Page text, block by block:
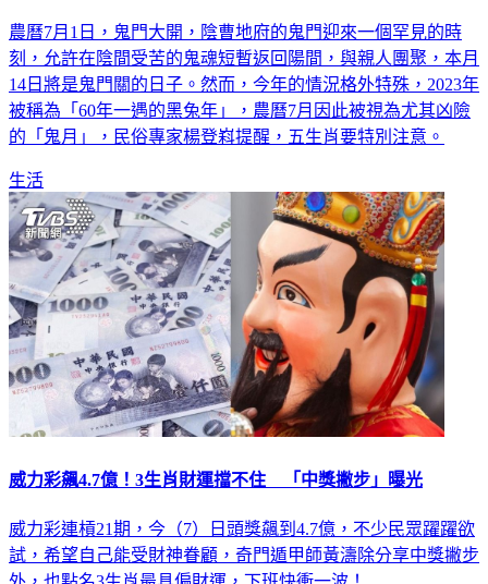
農曆7月1日，鬼門大開，陰曹地府的鬼門迎來一個罕見的時
刻，允許在陰間受苦的鬼魂短暫返回陽間，與親人團聚，本月
14日將是鬼門關的日子。然而，今年的情況格外特殊，2023年
被稱為「60年一遇的黑兔年」，農曆7月因此被視為尤其凶險
的「鬼月」，民俗專家楊登嵙提醒，五生肖要特別注意。
生活
威力彩飆4.7億！3生肖財運擋不住 「中獎撇步」曝光
威力彩連槓21期，今（7）日頭獎飆到4.7億，不少民眾躍躍欲
試，希望自己能受財神眷顧，奇門遁甲師黃濤除分享中獎撇步